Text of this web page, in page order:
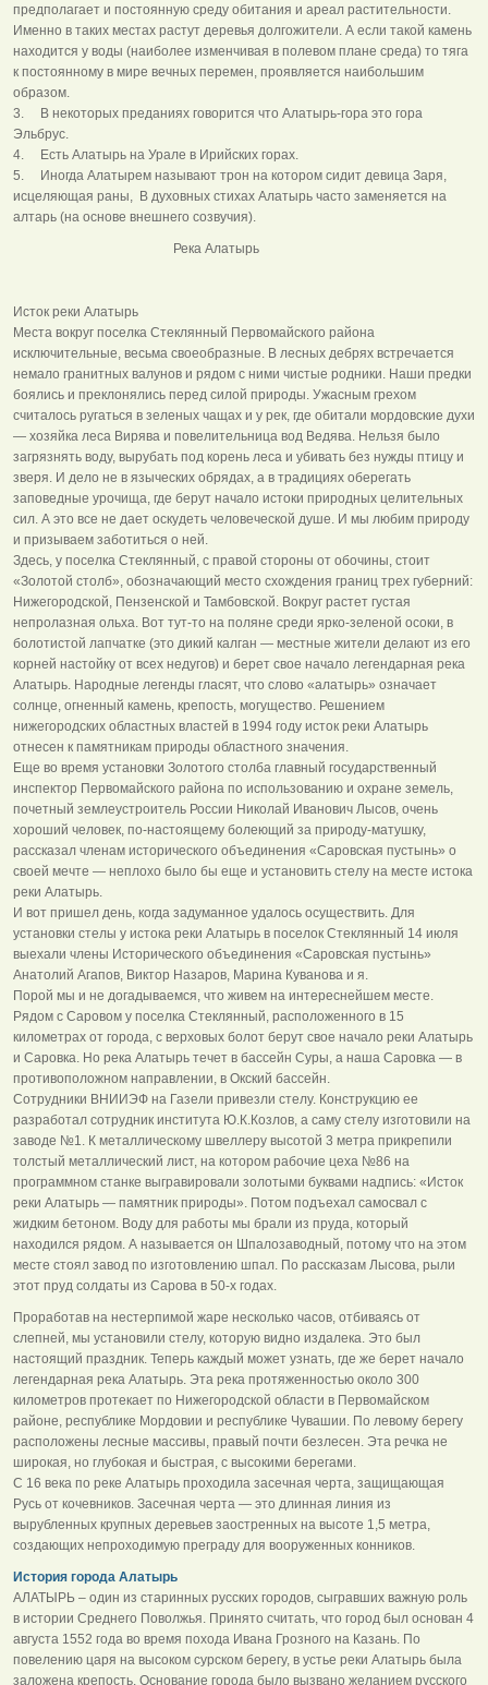
предполагает и постоянную среду обитания и ареал растительности.
Именно в таких местах растут деревья долгожители. А если такой камень
находится у воды (наиболее изменчивая в полевом плане среда) то тяга
к постоянному в мире вечных перемен, проявляется наибольшим
образом.
3. В некоторых преданиях говорится что Алатырь-гора это гора
Эльбрус.
4. Есть Алатырь на Урале в Ирийских горах.
5. Иногда Алатырем называют трон на котором сидит девица Заря,
исцеляющая раны, В духовных стихах Алатырь часто заменяется на
алтарь (на основе внешнего созвучия).
Река Алатырь
Исток реки Алатырь
Места вокруг поселка Стеклянный Первомайского района
исключительные, весьма своеобразные. В лесных дебрях встречается
немало гранитных валунов и рядом с ними чистые родники. Наши предки
боялись и преклонялись перед силой природы. Ужасным грехом
считалось ругаться в зеленых чащах и у рек, где обитали мордовские духи
— хозяйка леса Вирява и повелительница вод Ведява. Нельзя было
загрязнять воду, вырубать под корень леса и убивать без нужды птицу и
зверя. И дело не в языческих обрядах, а в традициях оберегать
заповедные урочища, где берут начало истоки природных целительных
сил. А это все не дает оскудеть человеческой душе. И мы любим природу
и призываем заботиться о ней.
Здесь, у поселка Стеклянный, с правой стороны от обочины, стоит
«Золотой столб», обозначающий место схождения границ трех губерний:
Нижегородской, Пензенской и Тамбовской. Вокруг растет густая
непролазная ольха. Вот тут-то на поляне среди ярко-зеленой осоки, в
болотистой лапчатке (это дикий калган — местные жители делают из его
корней настойку от всех недугов) и берет свое начало легендарная река
Алатырь. Народные легенды гласят, что слово «алатырь» означает
солнце, огненный камень, крепость, могущество. Решением
нижегородских областных властей в 1994 году исток реки Алатырь
отнесен к памятникам природы областного значения.
Еще во время установки Золотого столба главный государственный
инспектор Первомайского района по использованию и охране земель,
почетный землеустроитель России Николай Иванович Лысов, очень
хороший человек, по-настоящему болеющий за природу-матушку,
рассказал членам исторического объединения «Саровская пустынь» о
своей мечте — неплохо было бы еще и установить стелу на месте истока
реки Алатырь.
И вот пришел день, когда задуманное удалось осуществить. Для
установки стелы у истока реки Алатырь в поселок Стеклянный 14 июля
выехали члены Исторического объединения «Саровская пустынь»
Анатолий Агапов, Виктор Назаров, Марина Куванова и я.
Порой мы и не догадываемся, что живем на интереснейшем месте.
Рядом с Саровом у поселка Стеклянный, расположенного в 15
километрах от города, с верховых болот берут свое начало реки Алатырь
и Саровка. Но река Алатырь течет в бассейн Суры, а наша Саровка — в
противоположном направлении, в Окский бассейн.
Сотрудники ВНИИЭФ на Газели привезли стелу. Конструкцию ее
разработал сотрудник института Ю.К.Козлов, а саму стелу изготовили на
заводе №1. К металлическому швеллеру высотой 3 метра прикрепили
толстый металлический лист, на котором рабочие цеха №86 на
программном станке выгравировали золотыми буквами надпись: «Исток
реки Алатырь — памятник природы». Потом подъехал самосвал с
жидким бетоном. Воду для работы мы брали из пруда, который
находился рядом. А называется он Шпалозаводный, потому что на этом
месте стоял завод по изготовлению шпал. По рассказам Лысова, рыли
этот пруд солдаты из Сарова в 50-х годах.
Проработав на нестерпимой жаре несколько часов, отбиваясь от
слепней, мы установили стелу, которую видно издалека. Это был
настоящий праздник. Теперь каждый может узнать, где же берет начало
легендарная река Алатырь. Эта река протяженностью около 300
километров протекает по Нижегородской области в Первомайском
районе, республике Мордовии и республике Чувашии. По левому берегу
расположены лесные массивы, правый почти безлесен. Эта речка не
широкая, но глубокая и быстрая, с высокими берегами.
С 16 века по реке Алатырь проходила засечная черта, защищающая
Русь от кочевников. Засечная черта — это длинная линия из
вырубленных крупных деревьев заостренных на высоте 1,5 метра,
создающих непроходимую преграду для вооруженных конников.
История города Алатырь
АЛАТЫРЬ – один из старинных русских городов, сыгравших важную роль
в истории Среднего Поволжья. Принято считать, что город был основан 4
августа 1552 года во время похода Ивана Грозного на Казань. По
повелению царя на высоком сурском берегу, в устье реки Алатырь была
заложена крепость. Основание города было вызвано желанием русского